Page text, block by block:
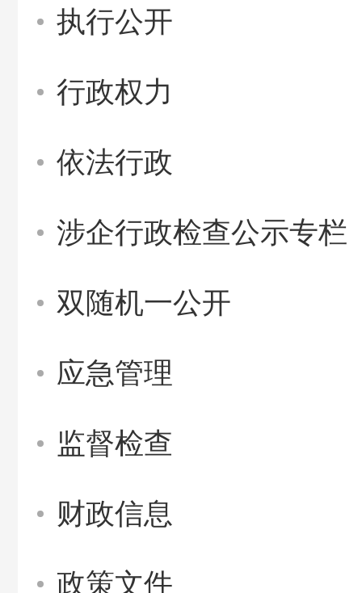
执行公开
行政权力
依法行政
涉企行政检查公示专栏
双随机一公开
应急管理
监督检查
财政信息
政策文件